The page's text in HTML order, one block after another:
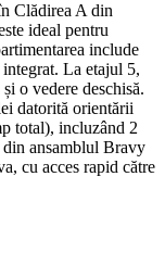
Clădirea A din
ideal pentru
include
La etajul 5,
o vedere deschisă.
datorită orientării
total), incluzând 2
din ansamblul Bravy
cu acces rapid către